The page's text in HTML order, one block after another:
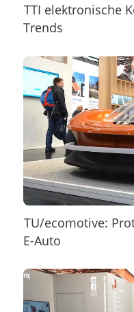
TTI elektronische
Trends
TU/ecomotive:
E-Auto